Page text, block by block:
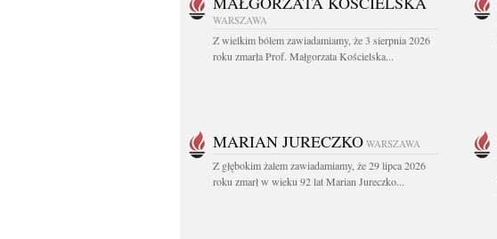
WARSZAWA
Z wielkim bólem zawiadamiamy, że 3 sierpnia 2026
roku zmarła Prof. Małgorzata Kościelska...
MARIAN JURECZKO WARSZAWA
Z głębokim żalem zawiadamiamy, że 29 lipca 2026
roku zmarł w wieku 92 lat Marian Jureczko...